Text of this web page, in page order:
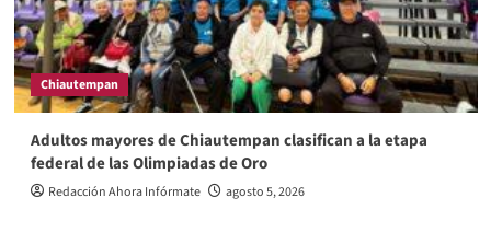
Chiautempan
Adultos mayores de Chiautempan clasifican a la etapa
federal de las Olimpiadas de Oro
Redacción Ahora Infórmate agosto 5, 2026